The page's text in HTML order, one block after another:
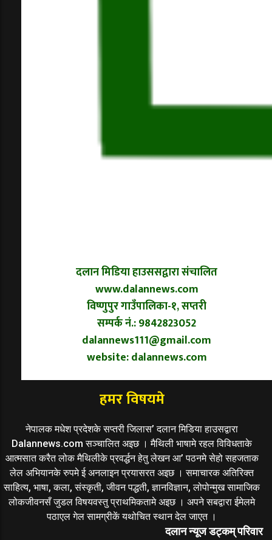
दलान मिडिया हाउससद्वारा संचालित
www.dalannews.com
विष्णुपुर गाउँपालिका-१, सप्तरी
सम्पर्क नं.: 9842823052
dalannews111@gmail.com
website: dalannews.com
हमर विषयमे
नेपालक मधेश प्रदेशके सप्तरी जिलास’ दलान मिडिया हाउसद्वारा
Dalannews.com सञ्चालित अइछ । मैथिली भाषामे रहल विविधताके
आत्मसात करैत लोक मैथिलीके प्रवर्द्धन हेतु लेखन आ’ पठनमे सेहो सहजताक
लेल अभियानके रुपमे ई अनलाइन प्रयासरत अइछ । समाचारक अतिरिक्त
साहित्य, भाषा, कला, संस्कृती, जीवन पद्धती, ज्ञानविज्ञान, लोपोन्मुख सामाजिक
लोकजीवनसँ जुडल विषयवस्तु प्राथमिकतामे अइछ । अपने सबद्वारा ईमेलमे
पठाएल गेल सामग्रीकें यथोचित स्थान देल जाएत ।
दलान न्यूज डट्कम् परिवार